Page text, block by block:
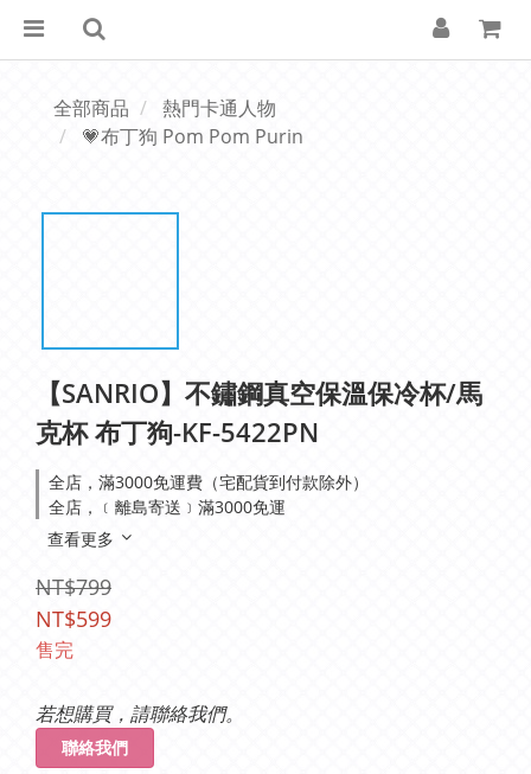
全部商品
熱門卡通人物
💗布丁狗 Pom Pom Purin
【SANRIO】不鏽鋼真空保溫保冷杯/馬
克杯 布丁狗-KF-5422PN
全店，滿3000免運費（宅配貨到付款除外）
全店，﹝離島寄送﹞滿3000免運
查看更多
NT$799
NT$599
售完
若想購買，請聯絡我們。
聯絡我們